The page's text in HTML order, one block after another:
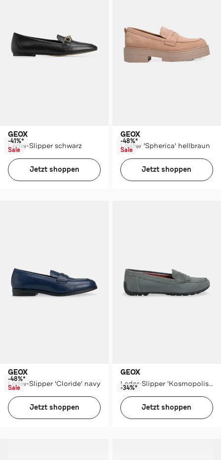
GEOX
Leder-Slipper schwarz
-41%*
Sale
Jetzt shoppen
GEOX
Loafer 'Spherica' hellbraun
-48%*
Sale
Jetzt shoppen
GEOX
Leder-Slipper 'Cloride' navy
-48%*
Sale
Jetzt shoppen
GEOX
Leder-Slipper 'Kosmopolis' graublau
-34%*
Jetzt shoppen